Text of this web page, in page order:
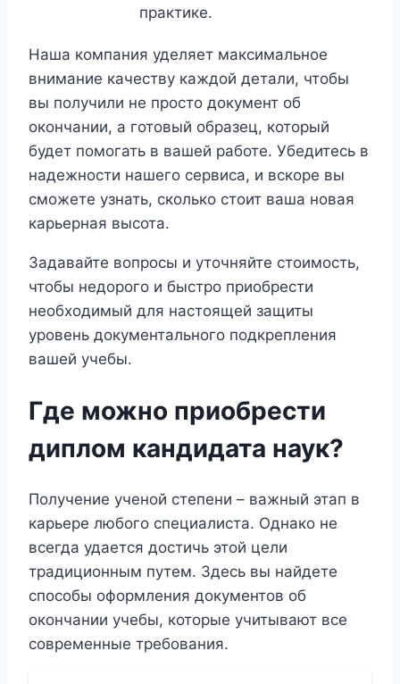
практике.
Наша компания уделяет максимальное
внимание качеству каждой детали, чтобы
вы получили не просто документ об
окончании, а готовый образец, который
будет помогать в вашей работе. Убедитесь в
надежности нашего сервиса, и вскоре вы
сможете узнать, сколько стоит ваша новая
карьерная высота.
Задавайте вопросы и уточняйте стоимость,
чтобы недорого и быстро приобрести
необходимый для настоящей защиты
уровень документального подкрепления
вашей учебы.
Где можно приобрести
диплом кандидата наук?
Получение ученой степени – важный этап в
карьере любого специалиста. Однако не
всегда удается достичь этой цели
традиционным путем. Здесь вы найдете
способы оформления документов об
окончании учебы, которые учитывают все
современные требования.